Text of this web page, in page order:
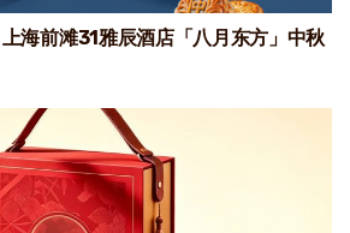
海前滩31雅辰酒店「八月东方」中秋